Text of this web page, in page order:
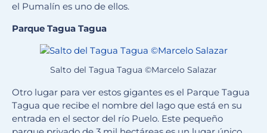
el Pumalín es uno de ellos.
Parque Tagua Tagua
Salto del Tagua Tagua ©Marcelo Salazar
Otro lugar para ver estos gigantes es el Parque Tagua
Tagua que recibe el nombre del lago que está en su
entrada en el sector del río Puelo. Este pequeño